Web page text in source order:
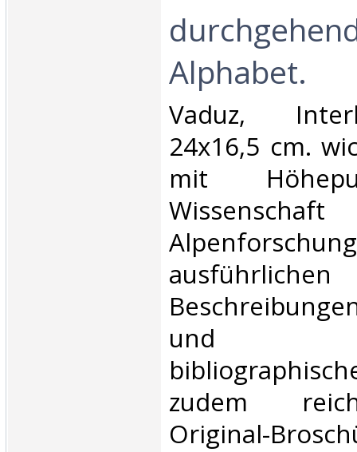
Alphabet.‎
‎Vaduz,
24x16,5 cm.
mit
ausführlichen
und
zudem
Original-